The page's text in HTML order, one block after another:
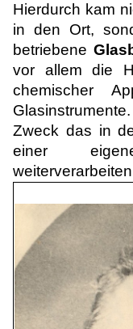
Hierdurch kam
in den Ort,
betriebene
vor allem die
chemischer
Zweck das in
einer